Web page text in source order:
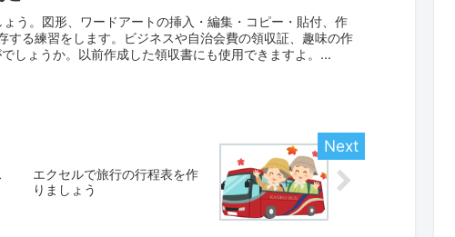
う。図形、ワードアートの挿入・編集・コピー・貼付、作
する練習をします。ビジネスや自治会費の領収証、趣味の作
しょうか。以前作成した領収書にも使用できますよ。...
エクセルで旅行の行程表を作
りましょう